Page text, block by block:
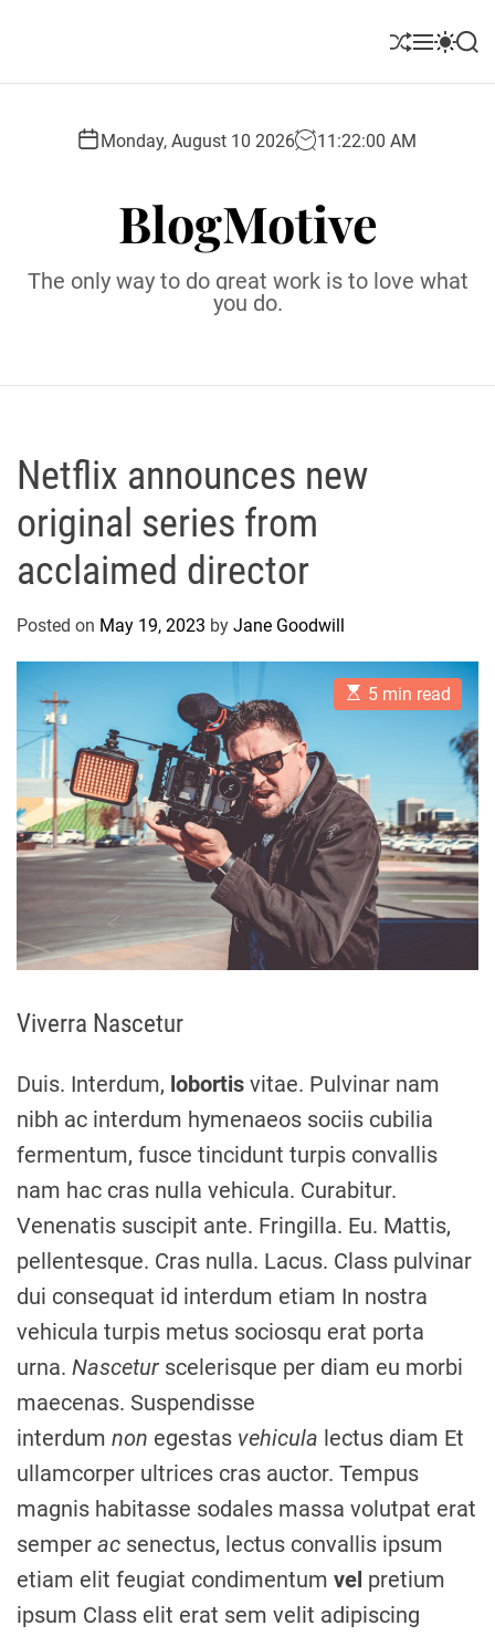
S
l
M S
r
m
S
Monday, August 10 2026 11 :22:02 AM
BlogMotive
The only way to do great work is to love what
you do.
Netflix announces new
original series from
acclaimed director
Posted on May 19, 2023 by Jane Goodwill
E
s
a
t
e
d
r
e
d
t
i
m
e
5 min read
Viverra Nascetur
Duis. Interdum, lobortis vitae. Pulvinar nam
nibh ac interdum hymenaeos sociis cubilia
fermentum, fusce tincidunt turpis convallis
nam hac cras nulla vehicula. Curabitur.
Venenatis suscipit ante. Fringilla. Eu. Mattis,
pellentesque. Cras nulla. Lacus. Class pulvinar
dui consequat id interdum etiam In nostra
vehicula turpis metus sociosqu erat porta
urna. Nascetur scelerisque per diam eu morbi
maecenas. Suspendisse
interdum non egestas vehicula lectus diam Et
ullamcorper ultrices cras auctor. Tempus
magnis habitasse sodales massa volutpat erat
semper ac senectus, lectus convallis ipsum
etiam elit feugiat condimentum vel pretium
ipsum Class elit erat sem velit adipiscing